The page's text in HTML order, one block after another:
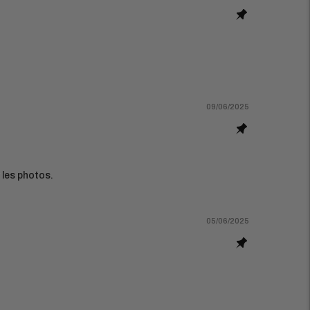
09/06/2025
les photos.
05/06/2025